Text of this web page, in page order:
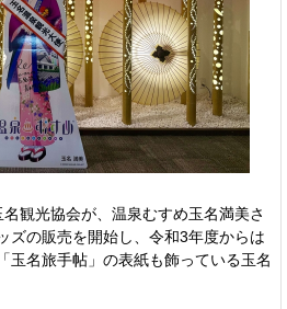
観光協会が、温泉むすめ玉名満美さ
ズの販売を開始し、令和3年度からは
玉名旅手帖」の表紙も飾っている玉名